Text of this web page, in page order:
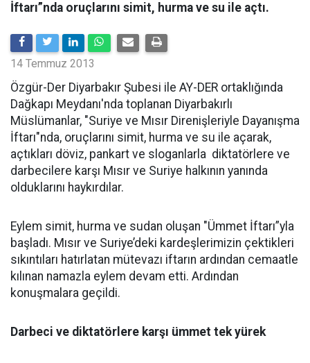
İftarı”nda oruçlarını simit, hurma ve su ile açtı.
14 Temmuz 2013
Özgür-Der Diyarbakır Şubesi ile AY-DER ortaklığında
Dağkapı Meydanı'nda toplanan Diyarbakırlı
Müslümanlar, "Suriye ve Mısır Direnişleriyle Dayanışma
İftarı"nda, oruçlarını simit, hurma ve su ile açarak,
açtıkları döviz, pankart ve sloganlarla diktatörlere ve
darbecilere karşı Mısır ve Suriye halkının yanında
olduklarını haykırdılar.
Eylem simit, hurma ve sudan oluşan "Ümmet İftarı”yla
başladı. Mısır ve Suriye’deki kardeşlerimizin çektikleri
sıkıntıları hatırlatan mütevazı iftarın ardından cemaatle
kılınan namazla eylem devam etti. Ardından
konuşmalara geçildi.
Darbeci ve diktatörlere karşı ümmet tek yürek